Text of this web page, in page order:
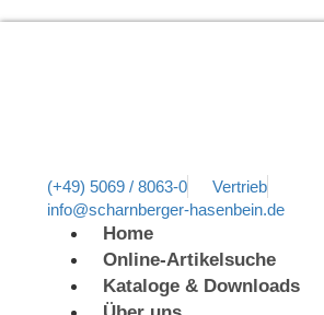
(+49) 5069 / 8063-0
Vertrieb
info@scharnberger-hasenbein.de
Home
Online-Artikelsuche
Kataloge & Downloads